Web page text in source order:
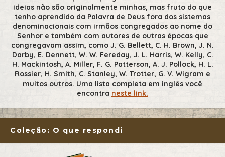
ideias não são originalmente minhas, mas fruto do que
tenho aprendido da Palavra de Deus fora dos sistemas
denominacionais com irmãos congregados ao nome do
Senhor e também com autores de outras épocas que
congregavam assim, como J. G. Bellett, C. H. Brown, J. N.
Darby, E. Dennett, W. W. Fereday, J. L. Harris, W. Kelly, C.
H. Mackintosh, A. Miller, F. G. Patterson, A. J. Pollock, H. L.
Rossier, H. Smith, C. Stanley, W. Trotter, G. V. Wigram e
muitos outros. Uma lista completa em inglês você
encontra neste link.
Coleção: O que respondi